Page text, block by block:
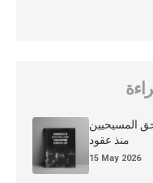
المسيحيين
منذ عقود
15 May 2026